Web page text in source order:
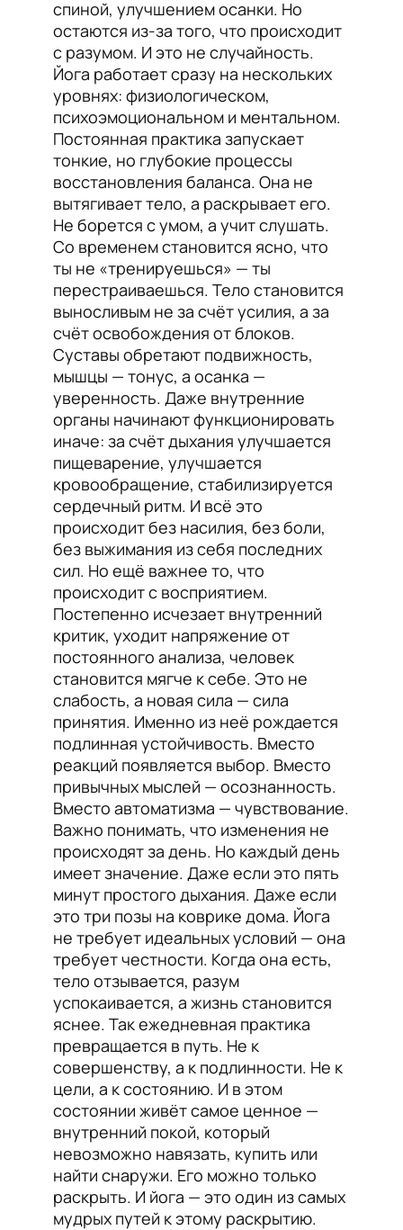
спиной, улучшением осанки. Но
остаются из-за того, что происходит
с разумом. И это не случайность.
Йога работает сразу на нескольких
уровнях: физиологическом,
психоэмоциональном и ментальном.
Постоянная практика запускает
тонкие, но глубокие процессы
восстановления баланса. Она не
вытягивает тело, а раскрывает его.
Не борется с умом, а учит слушать.
Со временем становится ясно, что
ты не «тренируешься» — ты
перестраиваешься. Тело становится
выносливым не за счёт усилия, а за
счёт освобождения от блоков.
Суставы обретают подвижность,
мышцы — тонус, а осанка —
уверенность. Даже внутренние
органы начинают функционировать
иначе: за счёт дыхания улучшается
пищеварение, улучшается
кровообращение, стабилизируется
сердечный ритм. И всё это
происходит без насилия, без боли,
без выжимания из себя последних
сил. Но ещё важнее то, что
происходит с восприятием.
Постепенно исчезает внутренний
критик, уходит напряжение от
постоянного анализа, человек
становится мягче к себе. Это не
слабость, а новая сила — сила
принятия. Именно из неё рождается
подлинная устойчивость. Вместо
реакций появляется выбор. Вместо
привычных мыслей — осознанность.
Вместо автоматизма — чувствование.
Важно понимать, что изменения не
происходят за день. Но каждый день
имеет значение. Даже если это пять
минут простого дыхания. Даже если
это три позы на коврике дома. Йога
не требует идеальных условий — она
требует честности. Когда она есть,
тело отзывается, разум
успокаивается, а жизнь становится
яснее. Так ежедневная практика
превращается в путь. Не к
совершенству, а к подлинности. Не к
цели, а к состоянию. И в этом
состоянии живёт самое ценное —
внутренний покой, который
невозможно навязать, купить или
найти снаружи. Его можно только
раскрыть. И йога — это один из самых
мудрых путей к этому раскрытию.